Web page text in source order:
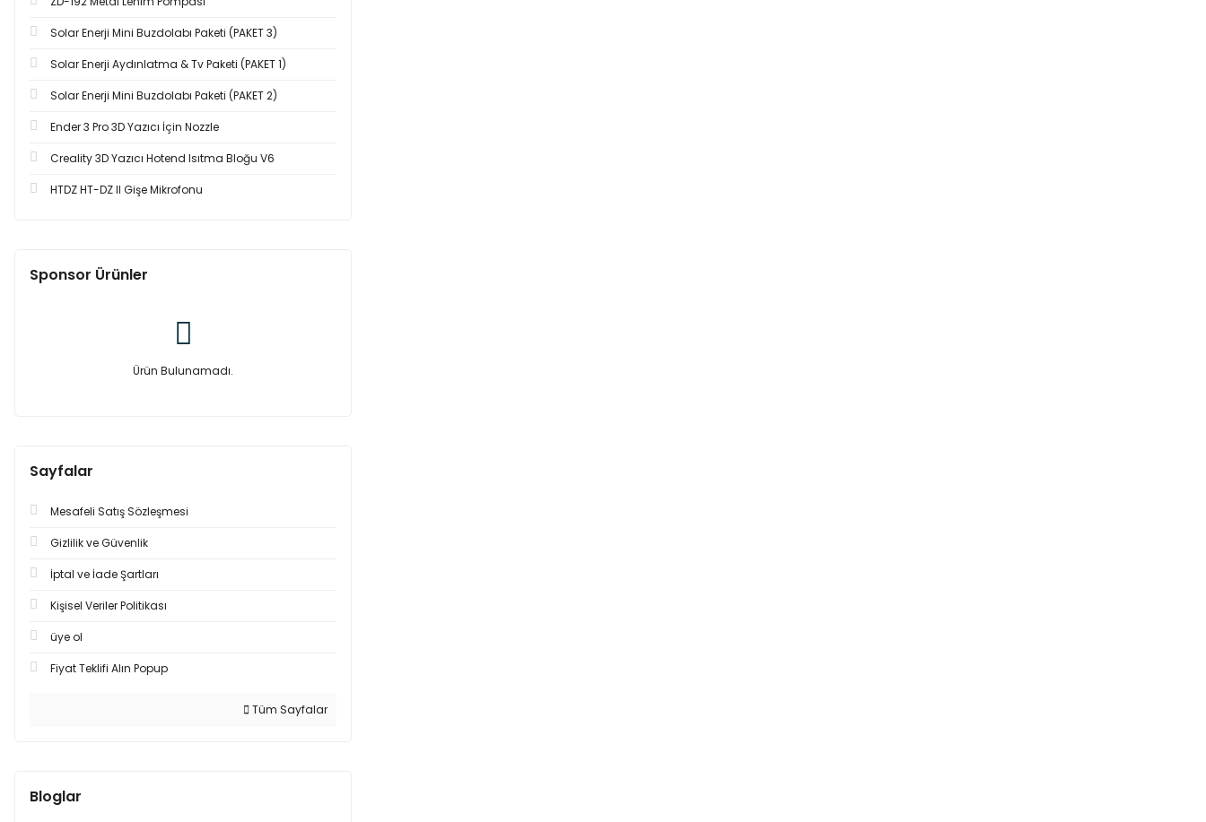
Solar Enerji Mini Buzdolabı Paketi (PAKET 3)
Solar Enerji Aydınlatma & Tv Paketi (PAKET 1)
Solar Enerji Mini Buzdolabı Paketi (PAKET 2)
Ender 3 Pro 3D Yazıcı İçin Nozzle
Creality 3D Yazıcı Hotend Isıtma Bloğu V6
HTDZ HT-DZ II Gişe Mikrofonu
Sponsor Ürünler
Ürün Bulunamadı.
Sayfalar
Mesafeli Satış Sözleşmesi
Gizlilik ve Güvenlik
İptal ve İade Şartları
Kişisel Veriler Politikası
üye ol
Fiyat Teklifi Alın Popup
Tüm Sayfalar
Bloglar